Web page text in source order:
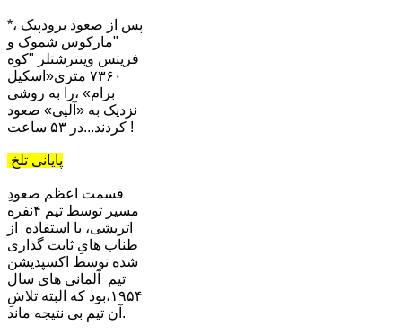
*پس از صعود برودپیک ،
"مارکوس شموک و
فریتس وینترشتلر "کوه
٧٣۶٠ متری«اسکیل
برام» ،را به روشی
نزدیک به «آلپی» صعود
کردند...در ۵٣ ساعت !
پایانی تلخ
قسمت اعظم صعودِ
مسیر توسط تیم ۴نفره
اتریشی، با استفاده از
طناب هایِ ثابت گذاری
شده توسط اکسپدیشن
تیم آلمانی های سال
١۹۵۴،بود که البته تلاشِ
آن تیم بی نتیجه ماند.